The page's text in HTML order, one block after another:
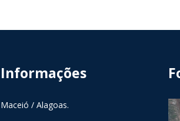
Informações
Maceió / Alagoas.